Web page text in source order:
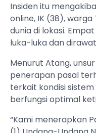
Insiden itu
online, IK (38),
dunia di lokasi.
luka-luka dan
Menurut Atang,
penerapan pasal
terkait kondisi
berfungsi optimal
“Kami menerapkan